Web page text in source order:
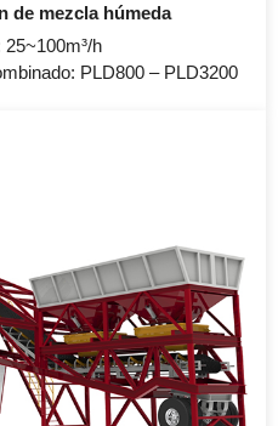
de mezcla húmeda
h
PLD800 – PLD3200